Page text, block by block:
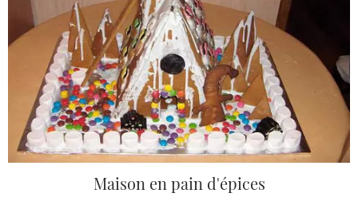
Maison en pain d'épices